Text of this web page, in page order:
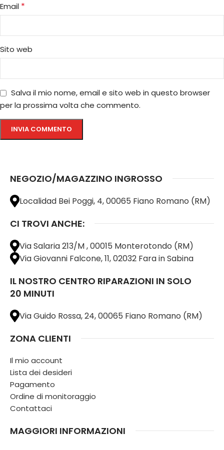
Email *
Sito web
Salva il mio nome, email e sito web in questo browser
per la prossima volta che commento.
NEGOZIO/MAGAZZINO INGROSSO
Localidad Bei Poggi, 4, 00065 Fiano Romano (RM)
CI TROVI ANCHE:
Via Salaria 213/M , 00015 Monterotondo (RM)
Via Giovanni Falcone, 11, 02032 Fara in Sabina
IL NOSTRO CENTRO RIPARAZIONI IN SOLO
20 MINUTI
Via Guido Rossa, 24, 00065 Fiano Romano (RM)
ZONA CLIENTI
Il mio account
Lista dei desideri
Pagamento
Ordine di monitoraggio
Contattaci
MAGGIORI INFORMAZIONI